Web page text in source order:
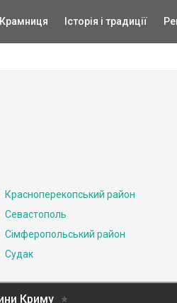
Крамниця Історія і традиції
Красноперекопський район
Севастополь
Сімферопольський район
Судак